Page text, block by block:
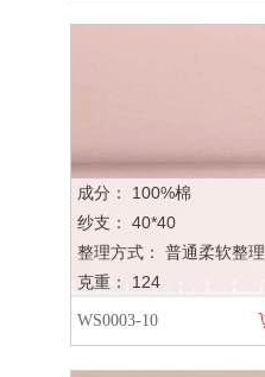
成分： 100%棉
纱支： 40*40
整理方式： 普通柔软整理
克重： 124
WS0003-10